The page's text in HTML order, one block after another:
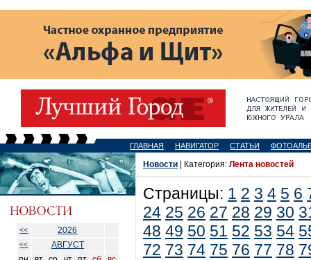
ГЛАВНАЯ НАВИГАТОР СТАТЬИ
<< 2026
<<
АВГУСТ
Новости | Категория: Лента новостей
Страницы: 1 2 3 4 5 6
24 25 26 27 28 29 30
48 49 50 51 52 53 54
72 73 74 75 76 77 78